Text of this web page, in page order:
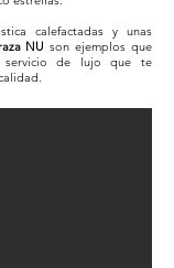
calefactadas y unas
NU son ejemplos que
servicio de lujo que te